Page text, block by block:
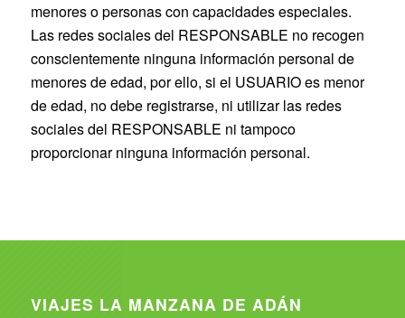
menores o personas con capacidades especiales.
Las redes sociales del RESPONSABLE no recogen
conscientemente ninguna información personal de
menores de edad, por ello, si el USUARIO es menor
de edad, no debe registrarse, ni utilizar las redes
sociales del RESPONSABLE ni tampoco
proporcionar ninguna información personal.
VIAJES LA MANZANA DE ADÁN